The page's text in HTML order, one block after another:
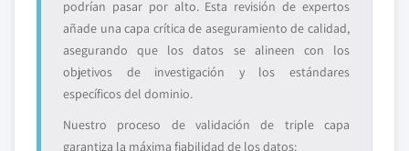
podrían pasar por alto. Esta revisión de expertos
añade una capa crítica de aseguramiento de calidad,
asegurando que los datos se alineen con los
objetivos de investigación y los estándares
específicos del dominio.
Nuestro proceso de validación de triple capa
garantiza la máxima fiabilidad de los datos: